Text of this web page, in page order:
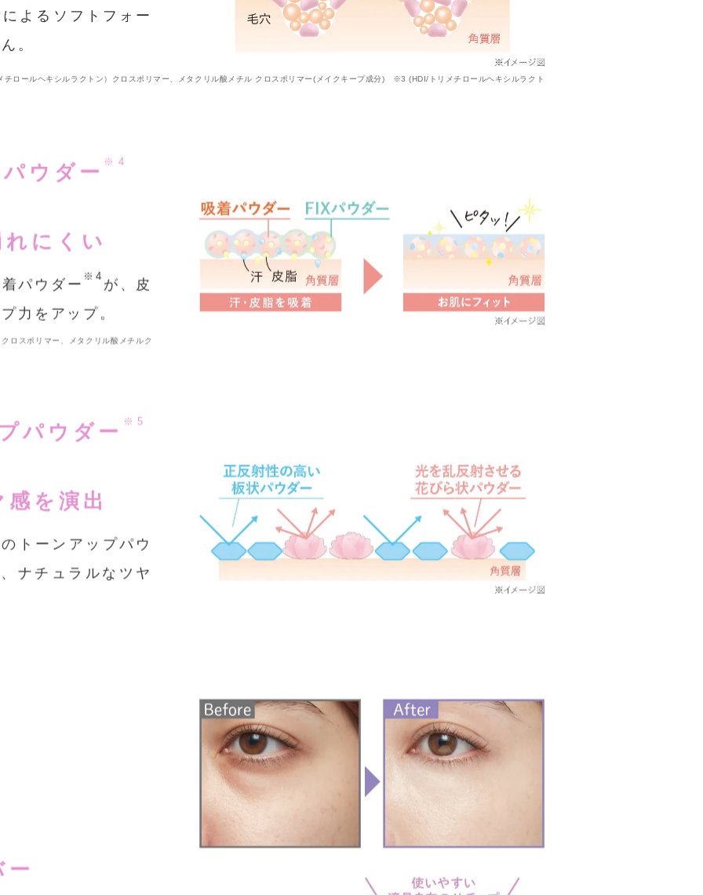
よるソフトフォー
。
ールヘキシルラクトン）クロスポリマー、メタクリル酸メチル クロスポリマー(メイクキープ成分) ※3 (HDI/トリメチロールヘキシルラクト
ウダー ※4
にくい
パウダー ※4 が、皮
力をアップ。
ロスポリマー、メタクリル酸メチルク
パウダー ※5
を演出
トーンアップパウ
ナチュラルなツヤ